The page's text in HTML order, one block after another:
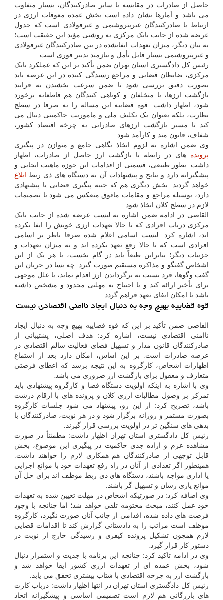
حاصل از صادرات در مقایسه با سایر صادرکنندگان، بسیار متفاوت
می باشد و آمارها نشان داده است بخش عمده معوقات ارزی در
ارتباط با صادرکنندگان غیرپتروشیمی و غیرفولادی است که جدول
عرضه شده از جانب بانک مرکزی به روشنی مؤید این حقیقت است؛
به بیان دیگر، میزان تعهدات ایفانشده در بین صادرکنندگان غیرفولادی
و غیرپتروشیمی بسیار قابل تأمل و نیازمند تدبیر فوری است.
رئیس کل دادگستری استان تهران ضمن تأکید بر این که عملکرد بانک
مرکزی، ضابطان قضایی و مراجع رسیدگی کننده در این عرصه باید
بصورت دقیق بررسی شود تا ضمن سرعت بخشیدن به فرایند
بازگشت ارزها، با متخلفان و کوتاهی کنندگان هم قاطعانه برخورد
شود، اظهار داشت: قوه قضاییه این مساله را نه صرفا در سطح
نظارت، بلکه بعنوان یک تکلیف ملی و ماموریت حاکمیتی دنبال می
کند تا مسیر بازگشت ارزهای صادراتی به چرخه اقتصاد کشور،
شفاف، قانون مند و کارآمد شود.
وی ضمن اشاره به لزوم اتخاذ نگاهی جامع و متوازن در پیگیری
پرونده های در رابطه با بازگشت ارز حاصل از صادرات، اظهار
داشت: بطور طبیعی، قسمتی از اقدامات این حوزه ماهیت ایجابی و
پیشگیرانه دارد و نتایج و پیشنهادات آن به دستگاه های ذی ربط ابلاغ
خواهد گردید. بخش دیگری هم که جنبه پیگیری قضایی یا پیشنهادی
دارد، بوسیله مراجع و مقامات مافوق منعکس می شود تا تصمیمات
لازم در سطح کلان اتخاذ شود.
القاصی در ادامه ضمن اشاره به لیست عرضه شده از جانب بانک
مرکزی درباب افرادی که تا حالا تعهدات ارزی خویش را ایفا نکرده
اند، اشاره کرد: لیست اسامی اعلام شده صرفا ناظر بر اسامی
افرادی است که تا حالا رفع تعهد نکرده اند و نه میزان تعهدات و
جزییات دیگر؛ بنابراین طبعاً باید در گام نخست، با هر یک از این
اشخاص گفتگو و مذاکره مستقیم صورت گیرد. چه بسا در جریان این
گفت وگوها، فرد نسبت به برگرداندن ارز اقدام نماید، یا علل موجهی
برای تأخیر ارائه کند و یا احتیاج به مهلتی محدود و مشخص داشته
باشد تا امکان ایفای تعهد فراهم گردد.
قوه قضاییه بهیچ وجه به دنبال ایجاد ناامنی اقتصادی نیست
القاصی ضمن تأکید بر این که قوه قضاییه بهیچ وجه به دنبال ایجاد
ناامنی اقتصادی نیست، اشاره کرد: هدف اصلی، پشتیبانی از
صادرکنندگان قانون مدار و تسهیل فضای فعالیت سالم اقتصادی در
عرصه صادرات است. بر این اساس، امکان دارد بعد از استماع
اظهارات اشخاص، کارگروه به این نتیجه برسد که اعطای فرصتی
متعارف و معقول برای بازگشت ارز ضروری می باشد.
وی با اشاره به اینکه اولویت دستگاه قضا و کارگروه پیشنهادی باید
تمرکز بر وصول مطالبات ارزی کلان و پرونده های با ارقام درشت
باشد، تصریح کرد: از این رو، پیشنهاد می شود جلسات کارگروه
بصورت مستمر و روزانه برگزار شود و در هر نوبت، صادرکنندگان با
بدهی های سنگین تر در اولویت بررسی قرار گیرند.
رئیس کل دادگستری استان تهران اظهار داشت: مطمئناً در صورت
مشاهده عزم و اراده جدی حاکمیت در پیگیری این موضوع، بخش
قابل توجهی از صادرکنندگان هم همکاری لازم را خواهند داشت.
همینطور اگر تعدادی از آنان در راه رفع تعهدات خود با موانع اجرایی
یا اداری مواجه باشند، دستگاه های ذی ربط موظف اند برای حل آن
موانع یاری رسان و تسهیل گر باشند.
وی اضافه کرد: در صورتیکه اشخاص در مهلت تعیین شده به تعهدات
خود عمل کنند، مبحث مختومه تلقی خواهد شد؛ اما چنانچه با وجود
فرصت های داده شده، اقدامی از جانب آنان صورت نگیرد، کارگروه
موظف است مراتب را به دادستانی گزارش کند تا اقدامات قضایی
لازم همچون تشکیل پرونده کیفری و رسیدگی خارج از نوبت در
دستور کار قرار گیرد.
وی در ادامه تاکید کرد: چنانچه این برنامه با جدیت و استمرار دنبال
شود، بخش عمده ای از تعهدات ارزی کشور ایفا خواهد شد و
بازگشت ارز به چرخه اقتصادی با شتاب بیشتری تحقق می یابد.
رئیس کل دادگستری استان تهران در انتها اظهار داشت: درباب کارت
های بازرگانی هم لازم است تصمیمی اساسی و پیشگیرانه اتخاذ